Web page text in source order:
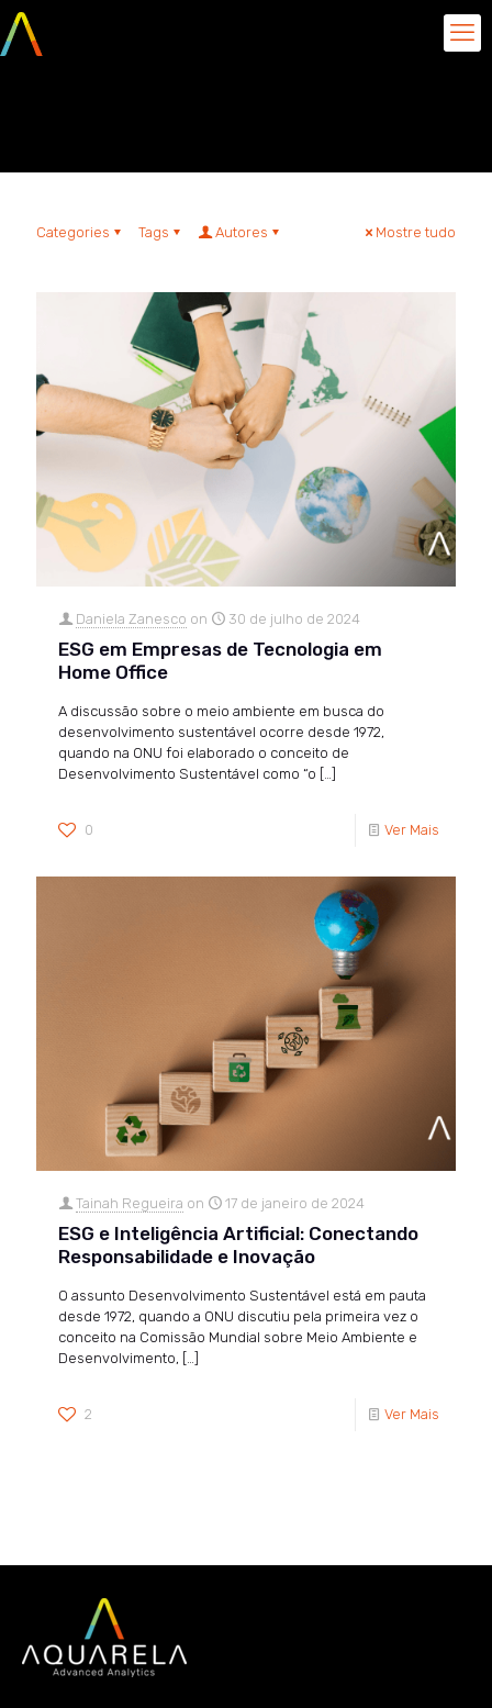
Categories Tags Autores Mostre tudo
Daniela Zanesco on 30 de julho de 2024
ESG em Empresas de Tecnologia em
Home Office
A discussão sobre o meio ambiente em busca do
desenvolvimento sustentável ocorre desde 1972,
quando na ONU foi elaborado o conceito de
Desenvolvimento Sustentável como “o
0 Ver Mais
Tainah Regueira on 17 de janeiro de 2024
ESG e Inteligência Artificial: Conectando
Responsabilidade e Inovação
O assunto Desenvolvimento Sustentável está em pauta
desde 1972, quando a ONU discutiu pela primeira vez o
conceito na Comissão Mundial sobre Meio Ambiente e
Desenvolvimento, […]
2 Ver Mais